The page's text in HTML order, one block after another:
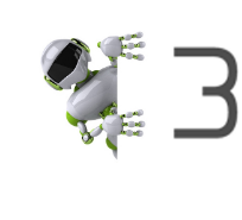
content